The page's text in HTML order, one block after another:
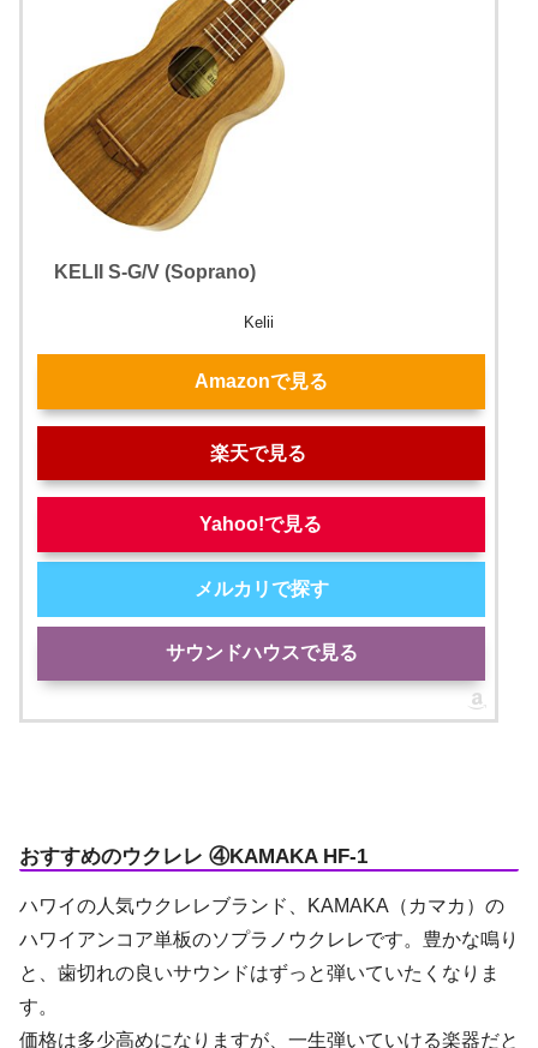
KELII S-G/V (Soprano)
Kelii
Amazonで見る
楽天で見る
Yahoo!で見る
メルカリで探す
サウンドハウスで見る
おすすめのウクレレ ④KAMAKA HF-1
ハワイの人気ウクレレブランド、KAMAKA（カマカ）の
ハワイアンコア単板のソプラノウクレレです。豊かな鳴り
と、歯切れの良いサウンドはずっと弾いていたくなりま
す。
価格は多少高めになりますが、一生弾いていける楽器だと